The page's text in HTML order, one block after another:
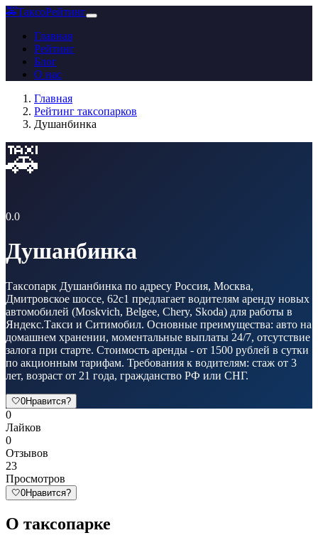
🚕ТаксоРейтинг
Главная
Рейтинг
Блог
О нас
Главная
Рейтинг таксопарков
Душанбинка
🚕
0.0
Душанбинка
Таксопарк Душанбинка по адресу Россия, Москва,
Дмитровское шоссе, 62с1 предлагает водителям аренду новых
автомобилей (Moskvich, Belgee, Chery, Skoda) для работы в
Яндекс.Такси и Ситимобил. Основные преимущества: авто на
домашнем хранении, моментальные выплаты 24/7, отсутствие
залога при старте. Стоимость аренды - от 1500 рублей в сутки
по акционным тарифам. Требования к водителям: стаж от 3
лет, возраст от 21 года, гражданство РФ или СНГ.
🤍0Нравится?
0
Лайков
0
Отзывов
23
Просмотров
🤍0Нравится?
О таксопарке